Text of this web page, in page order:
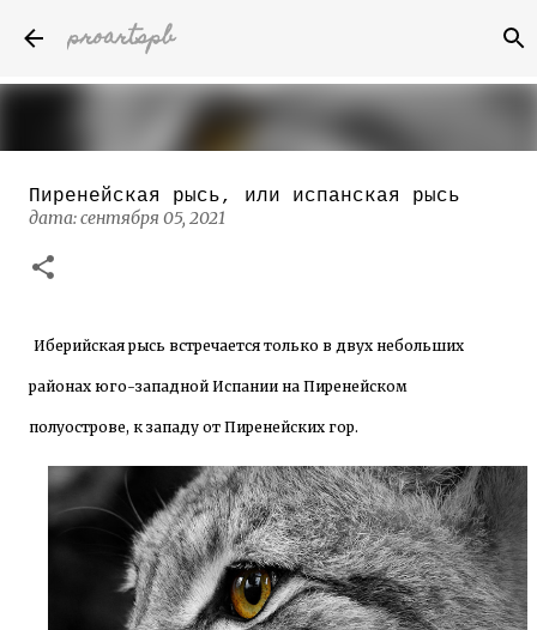
proartspb
Бумажные скульптуры канадского
художника Келвина Николса (Calvin
дата:
Пиренейская рысь, или испанская рысь
дата:сентября 05, 2021
Иберийская рысь встречается только в двух небольших
районах юго-западной Испании на Пиренейском
полуострове, к западу от Пиренейских гор.